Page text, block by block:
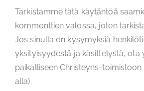
Tarkistamme tätä käytäntöä
kommenttien valossa, joten
Jos sinulla on kysymyksiä
yksityisyydestä ja käsittelystä, ota
paikalliseen Christeyns-
alla).